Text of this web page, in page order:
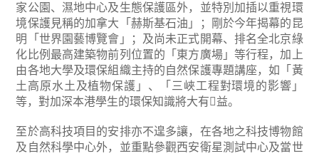
家公園、濕地中心及生態保護區外，並特別加插以重視環
境保護見稱的加拿大「赫斯基石油」；剛於今年揭幕的昆
明「世界園藝博覽會」；及尚未正式開幕、排名全北京綠
化比例最高建築物前列位置的「東方廣場」等行程，加上
由各地大學及環保組織主持的自然保護專題講座，如「黃
土高原水土及植物保護」、「三峽工程對環境的影響」
等，對加深本港學生的環保知識將大有益。
至於高科技項目的安排亦不遑多讓，在各地之科技博物館
及自然科學中心外，並重點參觀西安衛星測試中心及當世